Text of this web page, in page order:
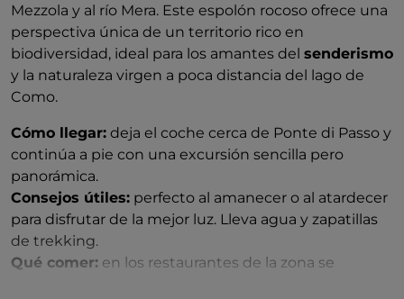
Mezzola y al río Mera. Este espolón rocoso ofrece una
perspectiva única de un territorio rico en
biodiversidad, ideal para los amantes del senderismo
y la naturaleza virgen a poca distancia del lago de
Como.
Cómo llegar: deja el coche cerca de Ponte di Passo y
continúa a pie con una excursión sencilla pero
panorámica.
Consejos útiles: perfecto al amanecer o al atardecer
para disfrutar de la mejor luz. Lleva agua y zapatillas
de trekking.
Qué comer: en los restaurantes de la zona se